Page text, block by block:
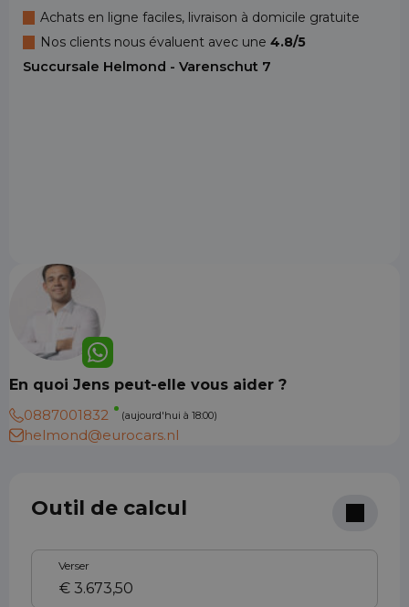
Achats en ligne faciles, livraison à domicile gratuite
Nos clients nous évaluent avec une 4.8/5
Succursale Helmond - Varenschut 7
En quoi Jens peut-elle vous aider ?
0887001832
(aujourd'hui à 18:00)
helmond@eurocars.nl
Outil de calcul
Verser